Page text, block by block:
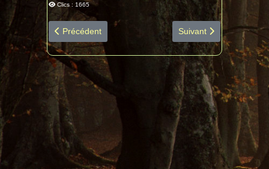
Clics : 1665
Article précédent : 2025-05-24 Payolle diapo espèces
Précédent Article suivant : 2025-
Suivant